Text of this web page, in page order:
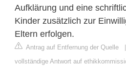
Aufklärung und eine
Kinder zusätzlich zur
Eltern erfolgen.
Antrag auf Entfernung der Quelle
vollständige Antwort auf